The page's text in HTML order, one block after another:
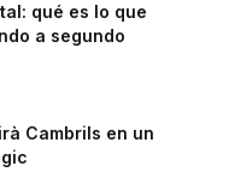
qué es lo que
a segundo
Cambrils en un